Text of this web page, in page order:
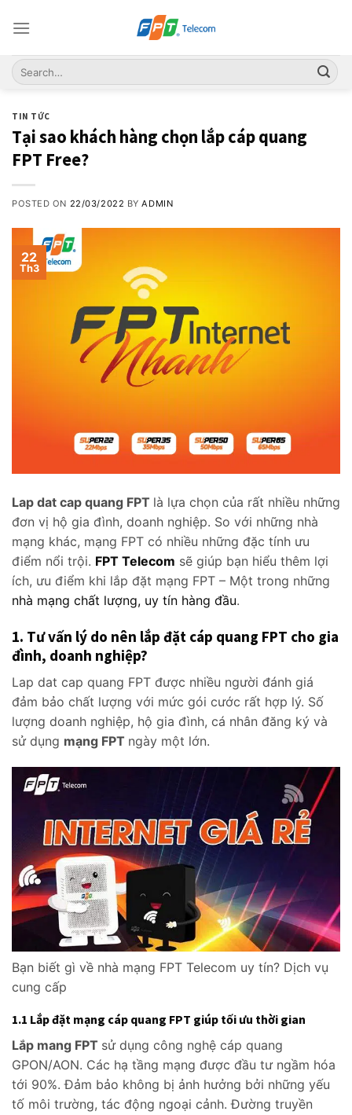
TIN TỨC
Tại sao khách hàng chọn lắp cáp quang
FPT Free?
POSTED ON 22/03/2022 BYADMIN
22
Th3
Lap dat cap quang FPT là lựa chọn của rất nhiều những
đơn vị hộ gia đình, doanh nghiệp. So với những nhà
mạng khác, mạng FPT có nhiều những đặc tính ưu
điểm nổi trội. FPT Telecom sẽ giúp bạn hiểu thêm lợi
ích, ưu điểm khi lắp đặt mạng FPT – Một trong những
nhà mạng chất lượng, uy tín hàng đầu.
1. Tư vấn lý do nên lắp đặt cáp quang FPT cho gia
đình, doanh nghiệp?
Lap dat cap quang FPT được nhiều người đánh giá
đảm bảo chất lượng với mức gói cước rất hợp lý. Số
lượng doanh nghiệp, hộ gia đình, cá nhân đăng ký và
sử dụng mạng FPT ngày một lớn.
Bạn biết gì về nhà mạng FPT Telecom uy tín? Dịch vụ
cung cấp
1.1 Lắp đặt mạng cáp quang FPT giúp tối ưu thời gian
Lắp mang FPT sử dụng công nghệ cáp quang
GPON/AON. Các hạ tầng mạng được đầu tư ngầm hóa
tới 90%. Đảm bảo không bị ảnh hưởng bởi những yếu
tố môi trường, tác động ngoại cảnh. Đường truyền